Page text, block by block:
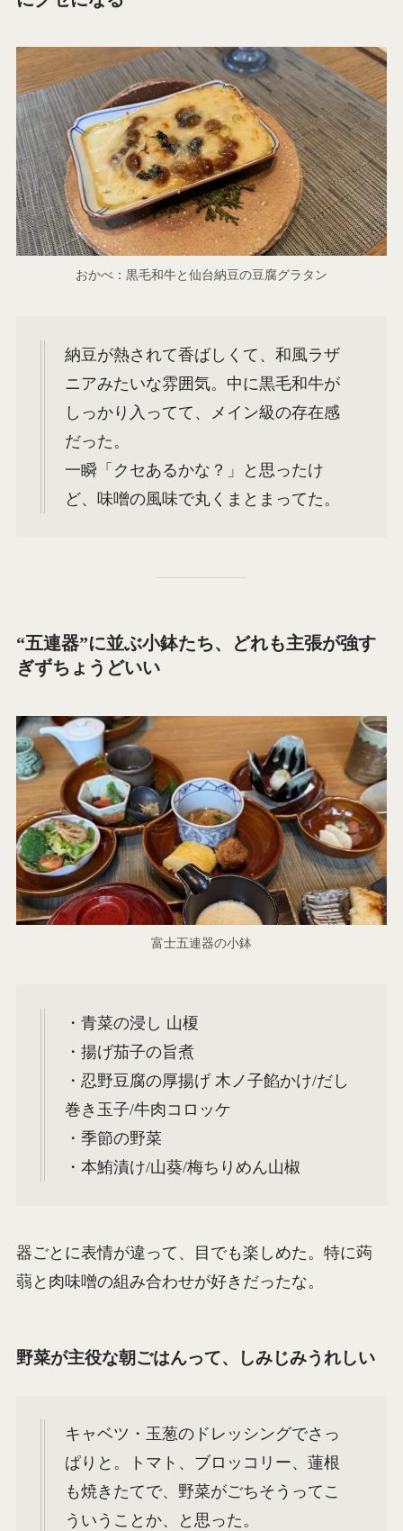
おかべ：黒毛和牛と仙台納豆の豆腐グラタン
納豆が熱されて香ばしくて、和風ラザ
ニアみたいな雰囲気。中に黒毛和牛が
しっかり入ってて、メイン級の存在感
だった。
一瞬「クセあるかな？」と思ったけ
ど、味噌の風味で丸くまとまってた。
“五連器”に並ぶ小鉢たち、どれも主張が強す
ぎずちょうどいい
富士五連器の小鉢
・青菜の浸し 山榎
・揚げ茄子の旨煮
・忍野豆腐の厚揚げ 木ノ子餡かけ/だし
巻き玉子/牛肉コロッケ
・季節の野菜
・本鮪漬け/山葵/梅ちりめん山椒
器ごとに表情が違って、目でも楽しめた。特に蒟
蒻と肉味噌の組み合わせが好きだったな。
野菜が主役な朝ごはんって、しみじみうれしい
キャベツ・玉葱のドレッシングでさっ
ぱりと。トマト、ブロッコリー、蓮根
も焼きたてで、野菜がごちそうってこ
ういうことか、と思った。